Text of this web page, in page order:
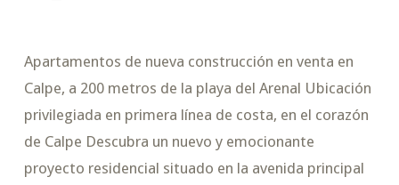
Apartamentos de nueva construcción en venta en
Calpe, a 200 metros de la playa del Arenal Ubicación
privilegiada en primera línea de costa, en el corazón
de Calpe Descubra un nuevo y emocionante
proyecto residencial situado en la avenida principal